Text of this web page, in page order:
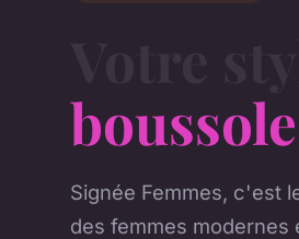
boussole
Signée Femmes, c'est
des femmes